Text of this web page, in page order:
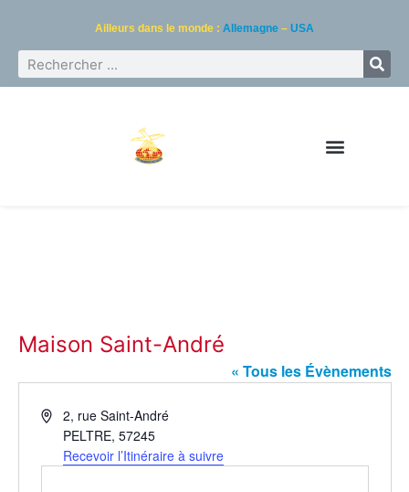
Ailleurs dans le monde : Allemagne – USA
Maison Saint-André
« Tous les Évènements
Adresse2, rue Saint-André
PELTRE, 57245
Recevoir l’Itinéraire à suivre